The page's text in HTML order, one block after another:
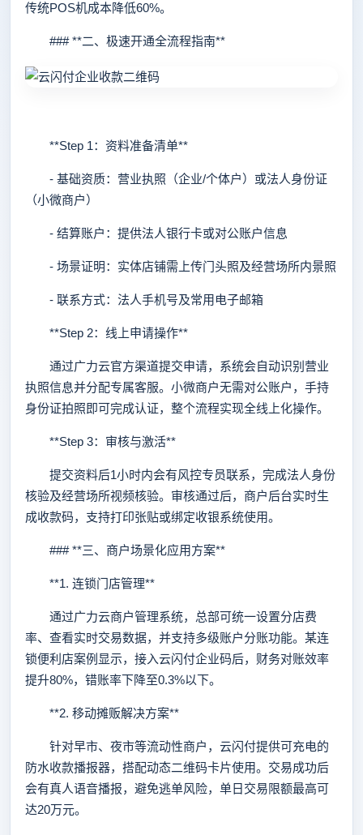
传统POS机成本降低60%。
### **二、极速开通全流程指南**
**Step 1：资料准备清单**
- 基础资质：营业执照（企业/个体户）或法人身份证
（小微商户）
- 结算账户：提供法人银行卡或对公账户信息
- 场景证明：实体店铺需上传门头照及经营场所内景照
- 联系方式：法人手机号及常用电子邮箱
**Step 2：线上申请操作**
通过广力云官方渠道提交申请，系统会自动识别营业
执照信息并分配专属客服。小微商户无需对公账户，手持
身份证拍照即可完成认证，整个流程实现全线上化操作。
**Step 3：审核与激活**
提交资料后1小时内会有风控专员联系，完成法人身份
核验及经营场所视频核验。审核通过后，商户后台实时生
成收款码，支持打印张贴或绑定收银系统使用。
### **三、商户场景化应用方案**
**1. 连锁门店管理**
通过广力云商户管理系统，总部可统一设置分店费
率、查看实时交易数据，并支持多级账户分账功能。某连
锁便利店案例显示，接入云闪付企业码后，财务对账效率
提升80%，错账率下降至0.3%以下。
**2. 移动摊贩解决方案**
针对早市、夜市等流动性商户，云闪付提供可充电的
防水收款播报器，搭配动态二维码卡片使用。交易成功后
会有真人语音播报，避免逃单风险，单日交易限额最高可
达20万元。